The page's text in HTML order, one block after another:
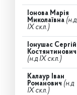
Іонова Марія
Миколаївна (н.д
IX скл.)
Іонушас Сергій
Костянтинович
(н.д IX скл.)
Калаур Іван
Романович (н.д
IX скл.)